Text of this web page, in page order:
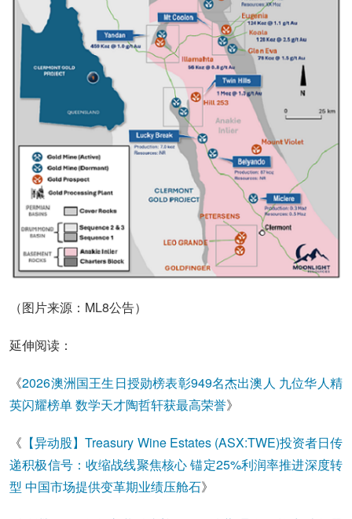
（图片来源：ML8公告）
延伸阅读：
《2026澳洲国王生日授勋榜表彰949名杰出澳人 九位华人精
英闪耀榜单 数学天才陶哲轩获最高荣誉》
《 【异动股】Treasury Wine Estates (ASX:TWE)投资者日传
递积极信号：收缩战线聚焦核心 锚定25%利润率推进深度转
型 中国市场提供变革期业绩压舱石》